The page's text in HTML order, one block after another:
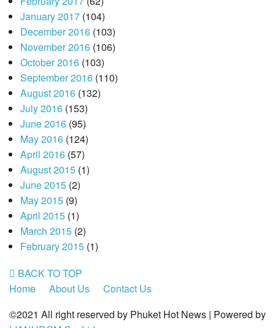
January 2017(104)
December 2016(103)
November 2016(106)
October 2016(103)
September 2016(110)
August 2016(132)
July 2016(153)
June 2016(95)
May 2016(124)
April 2016(57)
August 2015(1)
June 2015(2)
May 2015(9)
April 2015(1)
March 2015(2)
February 2015(1)
BACK TO TOP
Home
About Us
Contact Us
©2021 All right reserved by Phuket Hot News | Powered by